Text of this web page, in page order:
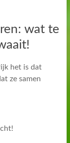
wat te
het is dat
ze samen